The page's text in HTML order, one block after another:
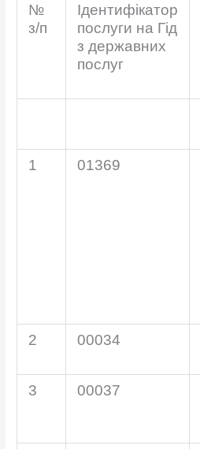
№
з/п
Ідентифікатор
послуги на Гід
з державних
послуг
1 01369
2 00034
3 00037